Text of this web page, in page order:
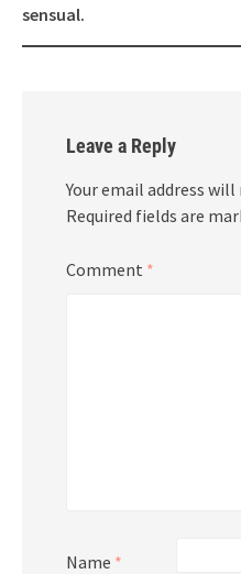
sensual.
Leave a Reply
Your email address
Required fields are
Comment *
Name *